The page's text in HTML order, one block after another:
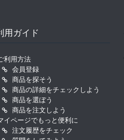
用ガイド
利用方法
会員登録
商品を探そう
商品の詳細をチェックしよう
商品を選ぼう
商品を注文しよう
イページでもっと便利に
注文履歴をチェック